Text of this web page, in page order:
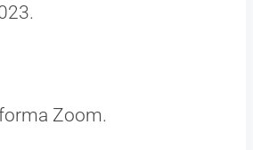
Zoom.